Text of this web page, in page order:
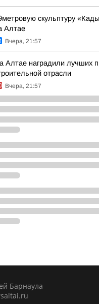
скульптуру
Алтае
Вчера, 21:57
Алтае наградили лучших
отрасли
Вчера, 21:57
Барнаула